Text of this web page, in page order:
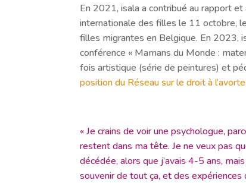
En 2021, isala a contribué au rapport
internationale des filles le 11 octobre,
filles migrantes en Belgique. En 2023,
conférence « Mamans du Monde :
fois artistique (série de peintures) et
position du Réseau sur le droit à
« Je crains de voir une psychologue,
restent dans ma tête. Je ne veux pas
décédée, alors que j’avais 4-5 ans,
souvenir de tout ça, et des expériences